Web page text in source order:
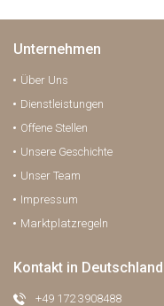
Unternehmen
Über Uns
Dienstleistungen
Offene Stellen
Unsere Geschichte
Unser Team
Impressum
Marktplatzregeln
Kontakt in Deutschland
+49 172 3908488